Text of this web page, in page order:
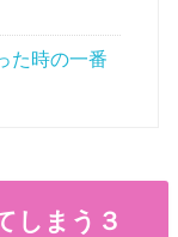
た時の一番
しまう３